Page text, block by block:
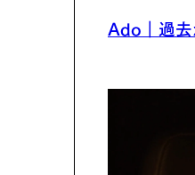
Ado｜過去